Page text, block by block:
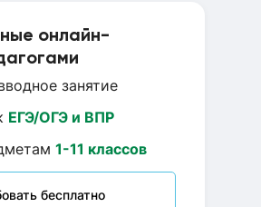
онлайн-
занятие
ЕГЭ/ОГЭ и ВПР
1-11 классов
бесплатно